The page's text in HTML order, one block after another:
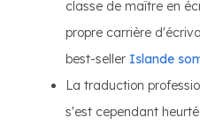
classe de maître en
propre carrière
best-seller Islande
La traduction
s'est cependant